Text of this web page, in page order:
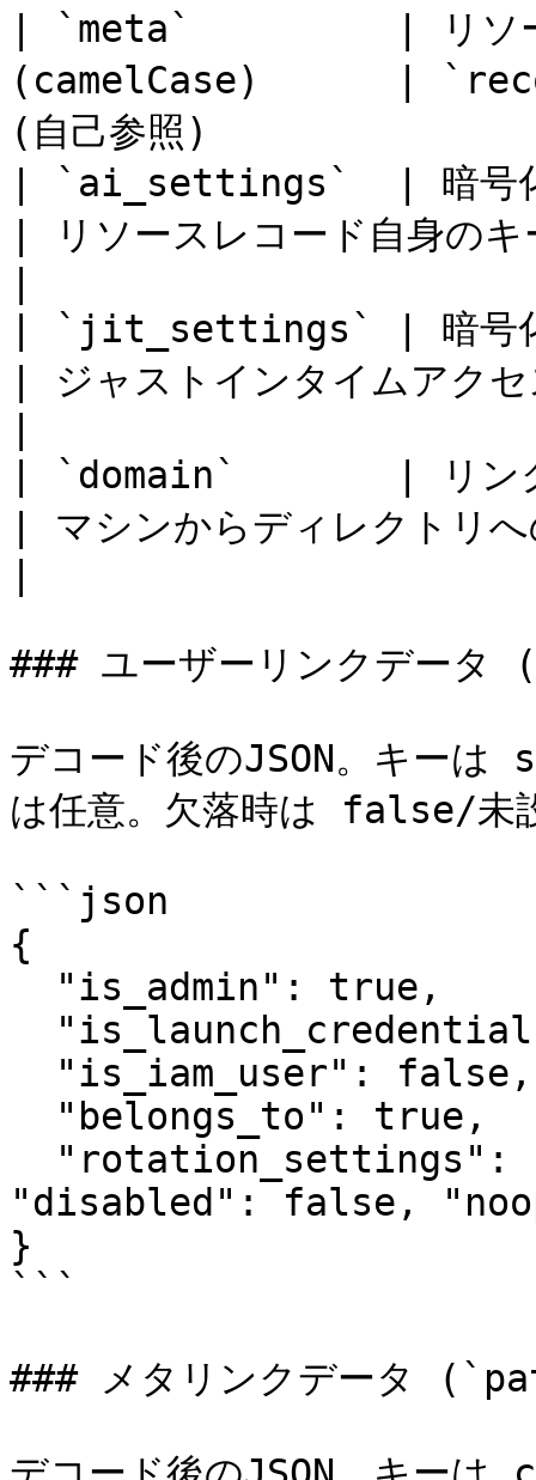
| `meta`         | リソース
(camelCase)      |
(自己参照)
| `ai_settings`  | 暗号
| リソースレコード自身のキ
| `jit_settings` | 暗号
| ジャストインタイムアク
| `domain`       | リン
| マシンからディレクトリ
### ユーザーリンクデー
デコード後のJSON。キー
は任意。欠落時は false/未
```json
{
"disabled": false,
}
```
### メタリンクデータ